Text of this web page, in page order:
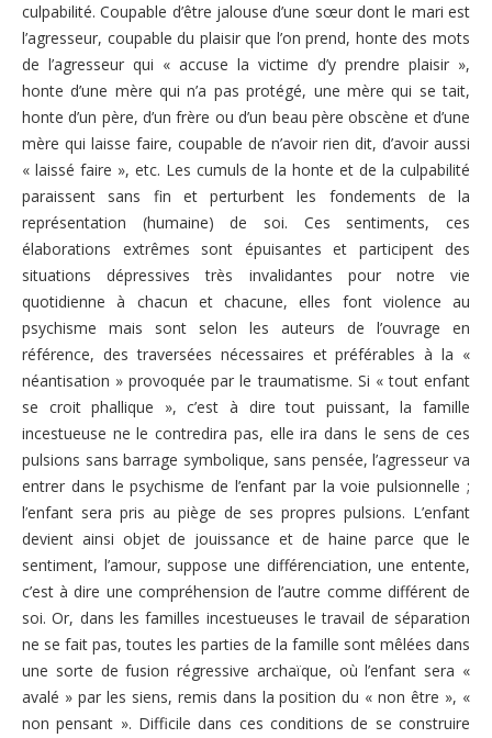
culpabilité. Coupable d’être jalouse d’une sœur dont le mari est
l’agresseur, coupable du plaisir que l’on prend, honte des mots
de l’agresseur qui « accuse la victime d’y prendre plaisir »,
honte d’une mère qui n’a pas protégé, une mère qui se tait,
honte d’un père, d’un frère ou d’un beau père obscène et d’une
mère qui laisse faire, coupable de n’avoir rien dit, d’avoir aussi
« laissé faire », etc. Les cumuls de la honte et de la culpabilité
paraissent sans fin et perturbent les fondements de la
représentation (humaine) de soi. Ces sentiments, ces
élaborations extrêmes sont épuisantes et participent des
situations dépressives très invalidantes pour notre vie
quotidienne à chacun et chacune, elles font violence au
psychisme mais sont selon les auteurs de l’ouvrage en
référence, des traversées nécessaires et préférables à la «
néantisation » provoquée par le traumatisme. Si « tout enfant
se croit phallique », c’est à dire tout puissant, la famille
incestueuse ne le contredira pas, elle ira dans le sens de ces
pulsions sans barrage symbolique, sans pensée, l’agresseur va
entrer dans le psychisme de l’enfant par la voie pulsionnelle ;
l’enfant sera pris au piège de ses propres pulsions. L’enfant
devient ainsi objet de jouissance et de haine parce que le
sentiment, l’amour, suppose une différenciation, une entente,
c’est à dire une compréhension de l’autre comme différent de
soi. Or, dans les familles incestueuses le travail de séparation
ne se fait pas, toutes les parties de la famille sont mêlées dans
une sorte de fusion régressive archaïque, où l’enfant sera «
avalé » par les siens, remis dans la position du « non être », «
non pensant ». Difficile dans ces conditions de se construire